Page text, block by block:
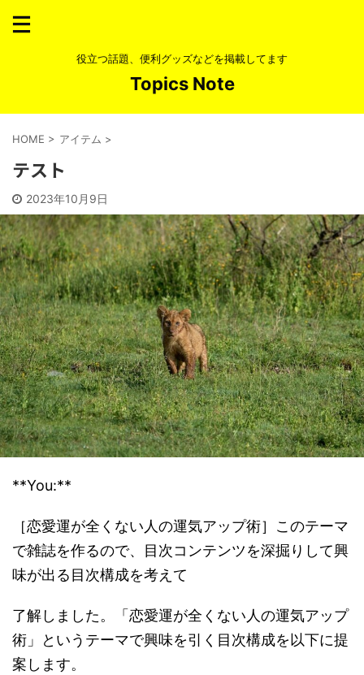
役立つ話題、便利グッズなどを掲載してます
Topics Note
HOME > アイテム >
テスト
2023年10月9日
**You:**
［恋愛運が全くない人の運気アップ術］このテーマ
で雑誌を作るので、目次コンテンツを深掘りして興
味が出る目次構成を考えて
了解しました。「恋愛運が全くない人の運気アップ
術」というテーマで興味を引く目次構成を以下に提
案します。